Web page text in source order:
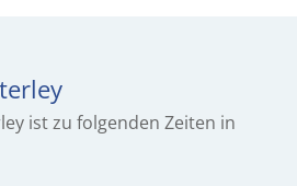
ist zu folgenden Zeiten in